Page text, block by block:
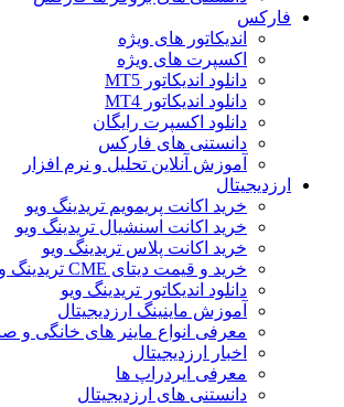
فارکس
اندیکاتور های ویژه
اکسپرت های ویژه
دانلود اندیکاتور MT5
دانلود اندیکاتور MT4
دانلود اکسپرت رایگان
دانستنی های فارکس
آموزش آنلاین تحلیل و نرم افزار
ارزدیجیتال
خرید اکانت پریمویم تریدینگ ویو
خرید اکانت اسنشیال تریدینگ ویو
خرید اکانت پلاس تریدینگ ویو
خرید و قیمت دیتای CME تریدینگ ویو
دانلود اندیکاتور تریدینگ ویو
آموزش ماینینگ ارزدیجیتال
معرفی انواع ماینر های خانگی و
اخبار ارزدیجیتال
معرفی ایردراپ ها
دانستنی های ارزدیجیتال